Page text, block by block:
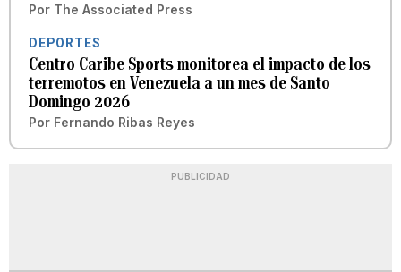
Por The Associated Press
DEPORTES
Centro Caribe Sports monitorea el impacto de los
terremotos en Venezuela a un mes de Santo
Domingo 2026
Por Fernando Ribas Reyes
PUBLICIDAD